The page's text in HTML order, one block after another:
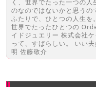
く、世界でたった一つの
のなのではないかと思うの
ふたりで、ひとつの人生を。
世界でたったひとつの
イドジュエリー 株式会社
って、すばらしい。 いい
明 佐藤敬介